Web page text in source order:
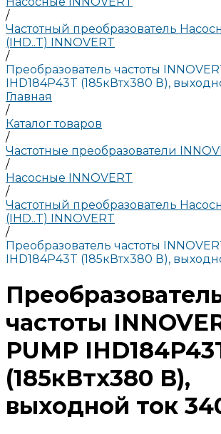
/
Частотный преобразователь
(IHD..T) INNOVERT
/
Преобразователь частоты
IHD184P43T (185кВтx380 В),
Главная
/
Каталог товаров
/
Частотные преобразователи
/
Насосные INNOVERT
/
Частотный преобразователь
(IHD..T) INNOVERT
/
Преобразователь частоты
IHD184P43T (185кВтx380 В),
частоты
PUMP
(185кВтx380 В),
выходной ток